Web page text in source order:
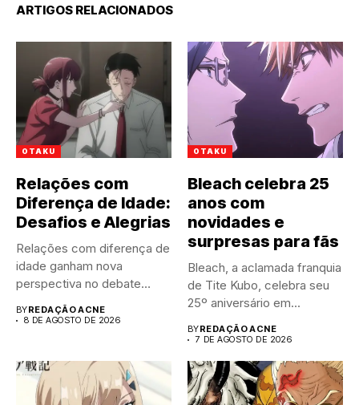
ARTIGOS RELACIONADOS
OTAKU
Relações com
Diferença de Idade:
Desafios e Alegrias
Relações com diferença de
idade ganham nova
perspectiva no debate
público atual....
BYREDAÇÃO ACNE
8 DE AGOSTO DE 2026
OTAKU
Bleach celebra 25
anos com
novidades e
surpresas para fãs
Bleach, a aclamada franquia
de Tite Kubo, celebra seu
25º aniversário em...
BYREDAÇÃO ACNE
7 DE AGOSTO DE 2026